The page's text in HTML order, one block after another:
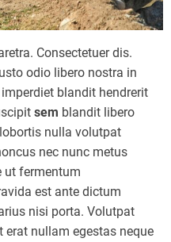
Consectetuer dis.
odio libero nostra in
blandit hendrerit
sem blandit libero
nulla volutpat
nec nunc metus
ut fermentum
est ante dictum
nisi porta. Volutpat
erat nullam egestas neque